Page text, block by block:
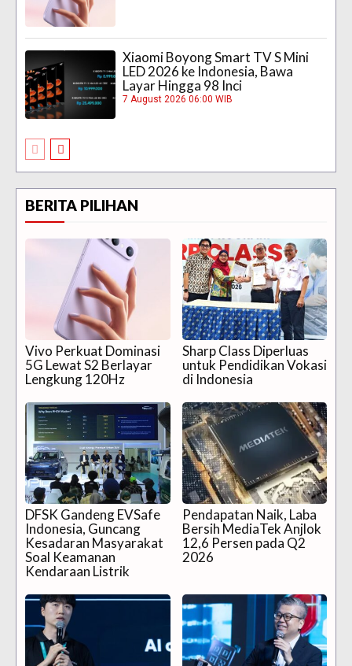
Xiaomi Boyong Smart TV S Mini
LED 2026 ke Indonesia, Bawa
Layar Hingga 98 Inci
7 August 2026 06:00 WIB
BERITA PILIHAN
Vivo Perkuat Dominasi
5G Lewat S2 Berlayar
Lengkung 120Hz
Sharp Class Diperluas
untuk Pendidikan Vokasi
di Indonesia
DFSK Gandeng EVSafe
Indonesia, Guncang
Kesadaran Masyarakat
Soal Keamanan
Kendaraan Listrik
Pendapatan Naik, Laba
Bersih MediaTek Anjlok
12,6 Persen pada Q2
2026